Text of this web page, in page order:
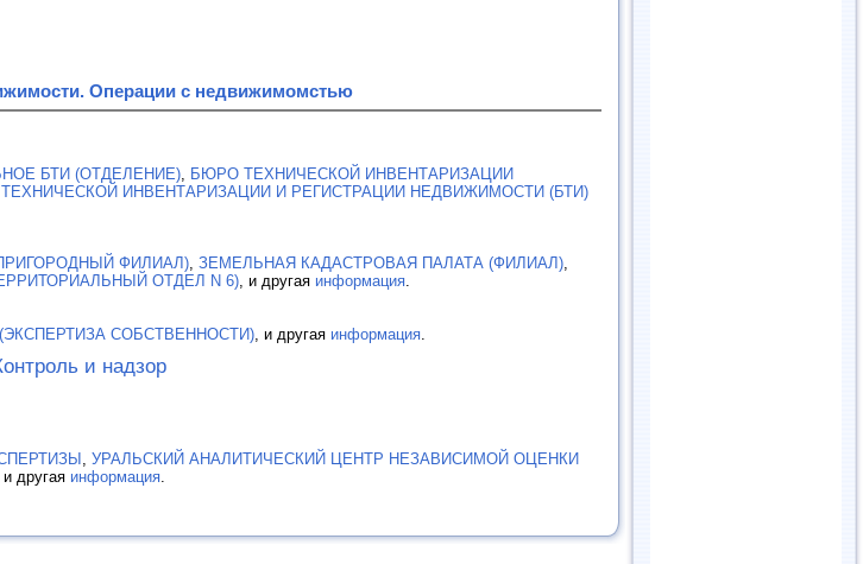
Операции с недвижимомстью
БТИ (ОТДЕЛЕНИЕ)
БЮРО ТЕХНИЧЕСКОЙ ИНВЕНТАРИЗАЦИИ
ИНВЕНТАРИЗАЦИИ И РЕГИСТРАЦИИ НЕДВИЖИМОСТИ (БТИ)
ФИЛИАЛ) ЗЕМЕЛЬНАЯ КАДАСТРОВАЯ ПАЛАТА (ФИЛИАЛ)
ОТДЕЛ N 6) , и другая информация
СОБСТВЕННОСТИ) , и другая информация
и надзор
УРАЛЬСКИЙ АНАЛИТИЧЕСКИЙ ЦЕНТР НЕЗАВИСИМОЙ ОЦЕНКИ
, и другая информация